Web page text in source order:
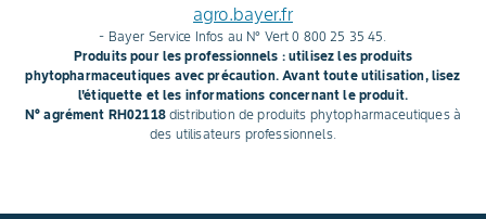
agro.bayer.fr
- Bayer Service Infos au N° Vert 0 800 25 35 45.
Produits pour les professionnels : utilisez les produits
phytopharmaceutiques avec précaution. Avant toute utilisation, lisez
l'étiquette et les informations concernant le produit.
N° agrément RH02118distribution de produits phytopharmaceutiques à
des utilisateurs professionnels.